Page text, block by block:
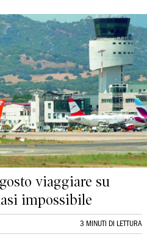
viaggiare su
impossibile
3 MINUTI DI LETTURA